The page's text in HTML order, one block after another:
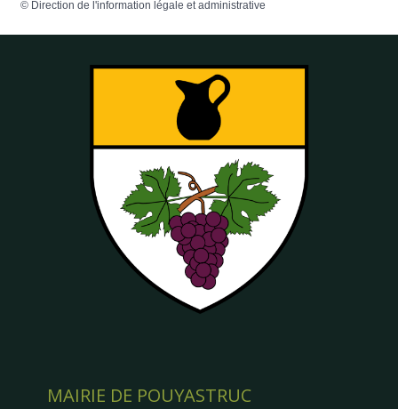
© Direction de l'information légale et administrative
MAIRIE DE POUYASTRUC